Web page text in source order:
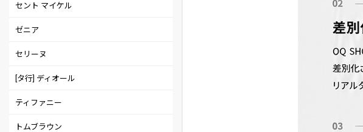
セント マイケル
ゼニア
セリーヌ
[タ行] ディオール
ティファニー
トムブラウン